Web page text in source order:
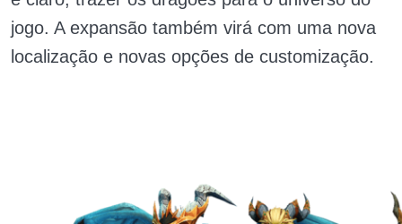
jogo. A expansão também virá com uma nova
localização e novas opções de customização.